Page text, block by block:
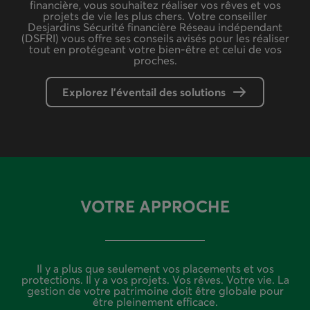
financière, vous souhaitez réaliser vos rêves et vos
projets de vie les plus chers. Votre conseiller
Desjardins Sécurité financière Réseau indépendant
(DSFRI) vous offre ses conseils avisés pour les réaliser
tout en protégeant votre bien-être et celui de vos
proches.
Explorez l'éventail des solutions
VOTRE APPROCHE
Il y a plus que seulement vos placements et vos
protections. Il y a vos projets. Vos rêves. Votre vie. La
gestion de votre patrimoine doit être globale pour
être pleinement efficace.